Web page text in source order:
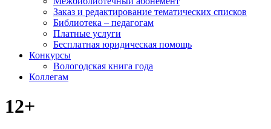
Заказ и редактирование тематических списков
Библиотека – педагогам
Платные услуги
Бесплатная юридическая помощь
Конкурсы
Вологодская книга года
Коллегам
12+